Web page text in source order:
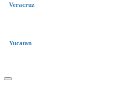
Veracruz
Yucatan